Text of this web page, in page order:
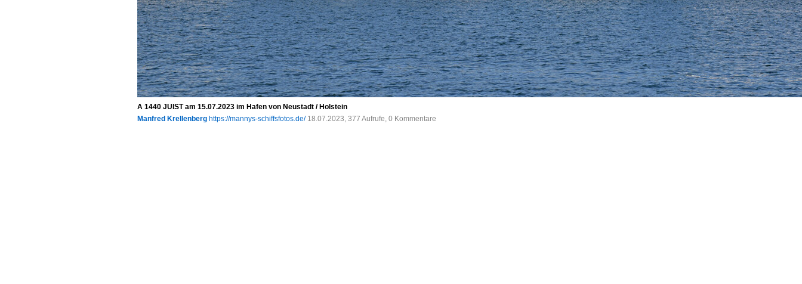
A 1440 JUIST am 15.07.2023 im Hafen von Neustadt / Holstein
Manfred Krellenberg https://mannys-schiffsfotos.de/ 18.07.2023, 377 Aufrufe, 0 Kommentare